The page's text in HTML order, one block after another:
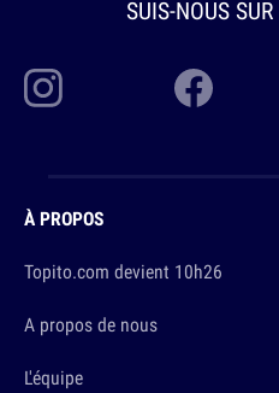
SUIS-NOUS SUR
À PROPOS
Topito.com devient 10h26
A propos de nous
L'équipe